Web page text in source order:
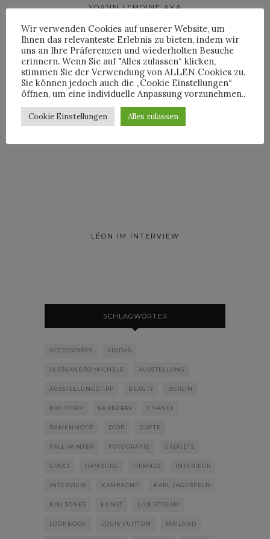
YOANN LEMOINE AKA
ROOSEVELT IM INTERVIEW
LÉON IM INTERVIEW
SCHLAGWÖRTER
ACCESSOIRES ADIDAS
ALESSANDRO MICHELE AUSSTELLUNG
AUSSTELLUNGSTIPP BEAUTY BERLIN
BUCHTIPP BURBERRY CHANEL
DAMENMODE DIOR DÜFTE
FALL-WINTER FOTOGRAFIE GADGETS
GUCCI HAMBURG HERMÈS INTERIEUR
INTERVIEW KAMPAGNE KARL LAGERFELD
KIM JONES KUNST LIVE STREAM
LOOKBOOK LOUIS VUITTON MAILAND
Wir verwenden Cookies auf unserer Website, um
Ihnen das relevanteste Erlebnis zu bieten, indem wir
uns an Ihre Präferenzen und wiederholten Besuche
erinnern. Wenn Sie auf "Alles zulassen“ klicken,
stimmen Sie der Verwendung von ALLEN Cookies zu.
Sie können jedoch auch die „Cookie Einstellungen“
öffnen, um eine individuelle Anpassung vorzunehmen..
Cookie Einstellungen Alles zulassen